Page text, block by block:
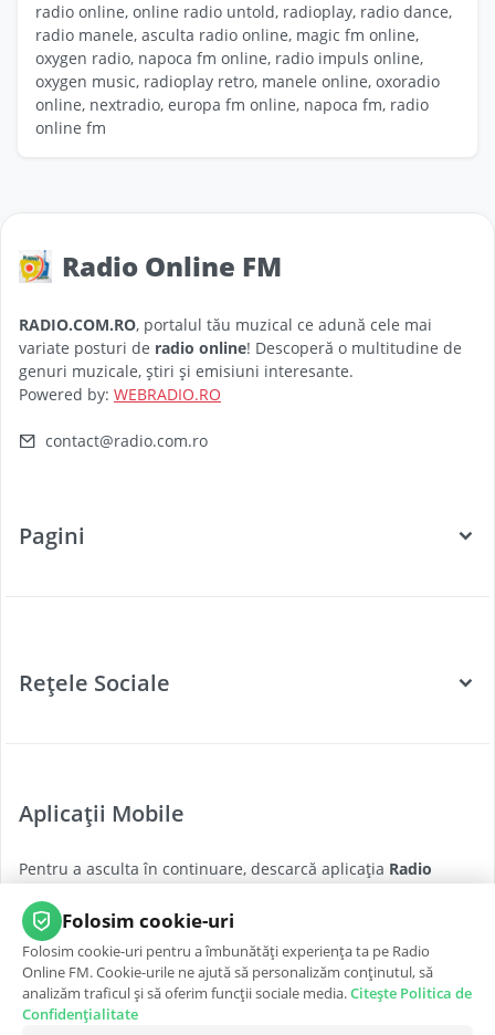
radio online, online radio untold, radioplay, radio dance,
radio manele, asculta radio online, magic fm online,
oxygen radio, napoca fm online, radio impuls online,
oxygen music, radioplay retro, manele online, oxoradio
online, nextradio, europa fm online, napoca fm, radio
online fm
Radio Online FM
RADIO.COM.RO, portalul tău muzical ce adună cele mai
variate posturi de radio online! Descoperă o multitudine de
genuri muzicale, știri și emisiuni interesante.
Powered by: WEBRADIO.RO
contact@radio.com.ro
Pagini
Țări
Rețele Sociale
Instagram
Aplicații Mobile
Pentru a asculta în continuare, descarcă aplicația Radio
oriunde.
App Store Google Play
Folosim cookie-uri
Folosim cookie-uri pentru a îmbunătăți experiența ta pe Radio
Online FM. Cookie-urile ne ajută să personalizăm conținutul, să
analizăm traficul și să oferim funcții sociale media.Citește Politica de
Confidențialitate